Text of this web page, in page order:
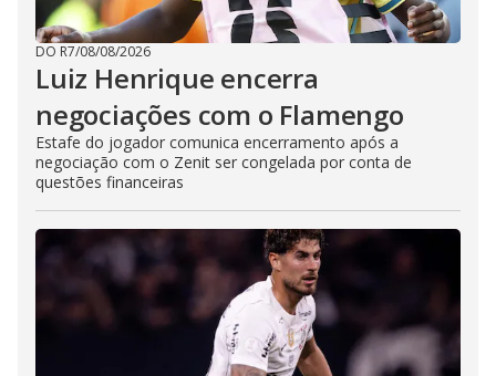
DO R7/08/08/2026
Luiz Henrique encerra
negociações com o Flamengo
Estafe do jogador comunica encerramento após a
negociação com o Zenit ser congelada por conta de
questões financeiras